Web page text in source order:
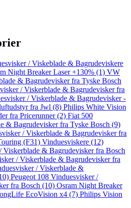
/ Viskeblade & Bagrudeviskere
Night Breaker Laser +130% (1) VW
& Bagrudevisker fra Tyske Bosch
/ Viskerblade & Bagrudevisker fra
/ Viskerblade & Bagrudevisker -
fra Jwl (8) Philips White Vision
fra Pricerunner(2) Fiat 500
& Bagrudevisker fra Tyske Bosch (9)
/ Viskerblade & Bagrudevisker fra
(F31) Vinduesviskere (12)
& Bagrudevisker fra Bosch
/ Viskerblade & Bagrudevisker fra
/ Viskerblade &
Peugeot 108 Vinduesvisker /
fra Bosch (10) Osram Night Breaker
EcoVision x4 (7) Philips Vision